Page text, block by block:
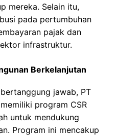
mereka. Selain itu,
pada pertumbuhan
pajak dan
infrastruktur.
Berkelanjutan
jawab, PT
program CSR
untuk mendukung
Program ini mencakup